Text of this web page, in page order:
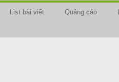
List bài viết Quảng cáo